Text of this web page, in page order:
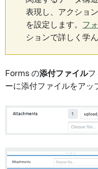
表現し、アクショ
を設定します。 フ
ションで詳しく学
Forms の添付ファイルフ
ーに添付ファイルをアッ